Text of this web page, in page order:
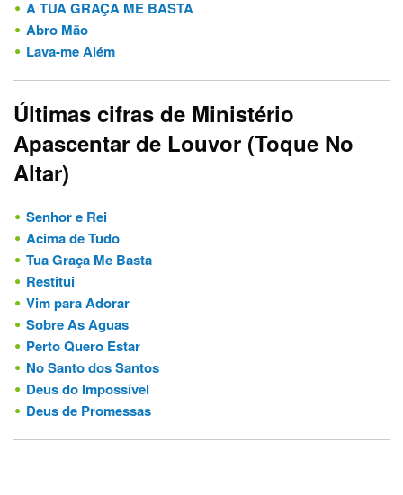
A TUA GRAÇA ME BASTA
Abro Mão
Lava-me Além
Últimas cifras de Ministério
Apascentar de Louvor (Toque No
Altar)
Senhor e Rei
Acima de Tudo
Tua Graça Me Basta
Restitui
Vim para Adorar
Sobre As Aguas
Perto Quero Estar
No Santo dos Santos
Deus do Impossível
Deus de Promessas